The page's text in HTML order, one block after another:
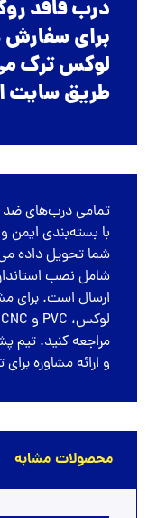
درب فاقد
برای سفارش
لوکس ترک
طریق سایت
تمامیدرب‌های
با بسته‌بندی ایمن
شما تحویل داده
شامل نصب
ارسال است. برای
مراجعه کنید. تیم
و ارائه مشاوره
محصولات مشابه